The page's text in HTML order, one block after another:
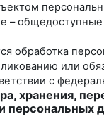
–
обработка
или
с
хранения,
персональных